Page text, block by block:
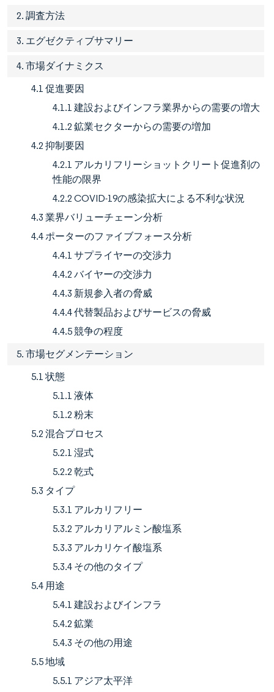
2. 調査方法
3. エグゼクティブサマリー
4. 市場ダイナミクス
4.1 促進要因
4.1.1 建設およびインフラ業界からの需要の増大
4.1.2 鉱業セクターからの需要の増加
4.2 抑制要因
4.2.1 アルカリフリーショットクリート促進剤の
性能の限界
4.2.2 COVID-19の感染拡大による不利な状況
4.3 業界バリューチェーン分析
4.4 ポーターのファイブフォース分析
4.4.1 サプライヤーの交渉力
4.4.2 バイヤーの交渉力
4.4.3 新規参入者の脅威
4.4.4 代替製品およびサービスの脅威
4.4.5 競争の程度
5. 市場セグメンテーション
5.1 状態
5.1.1 液体
5.1.2 粉末
5.2 混合プロセス
5.2.1 湿式
5.2.2 乾式
5.3 タイプ
5.3.1 アルカリフリー
5.3.2 アルカリアルミン酸塩系
5.3.3 アルカリケイ酸塩系
5.3.4 その他のタイプ
5.4 用途
5.4.1 建設およびインフラ
5.4.2 鉱業
5.4.3 その他の用途
5.5 地域
5.5.1 アジア太平洋